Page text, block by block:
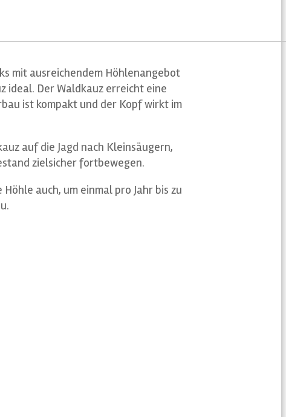
mit ausreichendem Höhlenangebot
ideal. Der Waldkauz erreicht eine
ist kompakt und der Kopf wirkt im
auf die Jagd nach Kleinsäugern,
zielsicher fortbewegen.
auch, um einmal pro Jahr bis zu